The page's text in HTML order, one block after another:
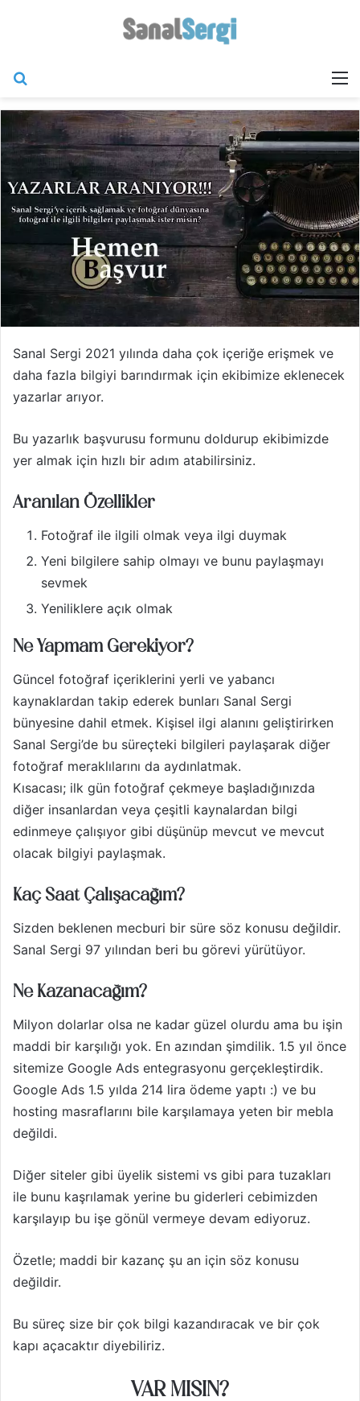
Sanal Sergi 2021 yılında daha çok içeriğe erişmek ve
daha fazla bilgiyi barındırmak için ekibimize eklenecek
yazarlar arıyor.
Bu yazarlık başvurusu formunu doldurup ekibimizde
yer almak için hızlı bir adım atabilirsiniz.
Aranılan Özellikler
Fotoğraf ile ilgili olmak veya ilgi duymak
Yeni bilgilere sahip olmayı ve bunu paylaşmayı
sevmek
Yeniliklere açık olmak
Ne Yapmam Gerekiyor?
Güncel fotoğraf içeriklerini yerli ve yabancı
kaynaklardan takip ederek bunları Sanal Sergi
bünyesine dahil etmek. Kişisel ilgi alanını geliştirirken
Sanal Sergi’de bu süreçteki bilgileri paylaşarak diğer
fotoğraf meraklılarını da aydınlatmak.
Kısacası; ilk gün fotoğraf çekmeye başladığınızda
diğer insanlardan veya çeşitli kaynalardan bilgi
edinmeye çalışıyor gibi düşünüp mevcut ve mevcut
olacak bilgiyi paylaşmak.
Kaç Saat Çalışacağım?
Sizden beklenen mecburi bir süre söz konusu değildir.
Sanal Sergi 97 yılından beri bu görevi yürütüyor.
Ne Kazanacağım?
Milyon dolarlar olsa ne kadar güzel olurdu ama bu işin
maddi bir karşılığı yok. En azından şimdilik. 1.5 yıl önce
sitemize Google Ads entegrasyonu gerçekleştirdik.
Google Ads 1.5 yılda 214 lira ödeme yaptı :) ve bu
hosting masraflarını bile karşılamaya yeten bir mebla
değildi.
Diğer siteler gibi üyelik sistemi vs gibi para tuzakları
ile bunu kaşrılamak yerine bu giderleri cebimizden
karşılayıp bu işe gönül vermeye devam ediyoruz.
Özetle; maddi bir kazanç şu an için söz konusu
değildir.
Bu süreç size bir çok bilgi kazandıracak ve bir çok
kapı açacaktır diyebiliriz.
VAR MISIN?